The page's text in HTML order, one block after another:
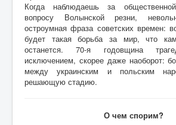
Когда наблюдаешь за
вопросу Волынской резни,
остроумная фраза советских времен:
будет такая борьба за мир, что
останется. 70-я годовщина
исключением, скорее даже наоборот:
между украинским и польским
решающую стадию.
О чем спорим?